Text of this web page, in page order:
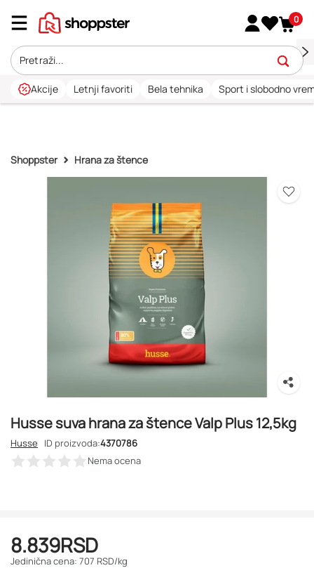
0
Akcije Letnji favoriti Bela tehnika Sport i slobodno
Shoppster Hrana za štence
Husse suva hrana za štence Valp Plus 12,5kg
Husse ID proizvoda:4370786
Nema ocena
8.839RSD
Jedinična cena: 707 RSD/kg